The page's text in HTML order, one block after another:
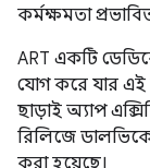
কর্মক্ষমতা
ART একটি
যোগ করে যার এই
ছাড়াই অ্যাপ
রিলিজে
করা হয়েছে।